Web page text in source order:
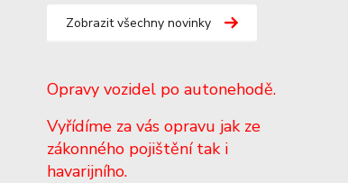
Zobrazit všechny novinky
Opravy vozidel po autonehodě.
Vyřídíme za vás opravu jak ze
zákonného pojištění tak i
havarijního.